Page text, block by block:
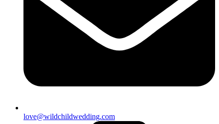
love@wildchildwedding.com